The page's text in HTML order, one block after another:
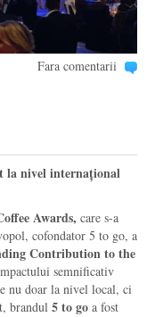
Fara comentarii
la nivel internațional
Awards, care s-a
cofondator 5 to go, a
Contribution to the
semnificativ
nu doar la nivel local, ci
brandul 5 to go a fost